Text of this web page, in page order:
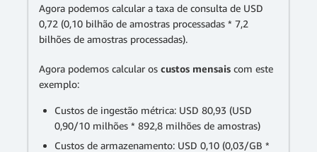
Agora podemos calcular a taxa de consulta de USD
0,72 (0,10 bilhão de amostras processadas * 7,2
bilhões de amostras processadas).
Agora podemos calcular os custos mensais com este
exemplo:
Custos de ingestão métrica: USD 80,93 (USD
0,90/10 milhões * 892,8 milhões de amostras)
Custos de armazenamento: USD 0,10 (0,03/GB *